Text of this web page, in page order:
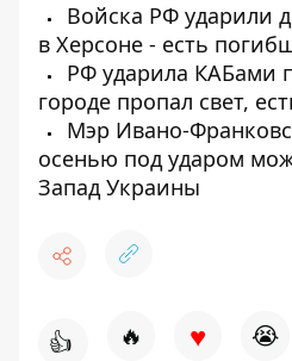
Войска РФ ударили
в Херсоне - есть
РФ ударила КАБами
городе пропал свет,
Мэр Ивано-
осенью под ударом
Запад Украины
👍 🔥 ♥ 😭